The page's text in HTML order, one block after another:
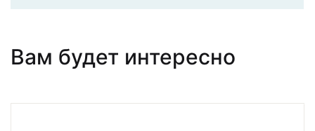
Вам будет интересно